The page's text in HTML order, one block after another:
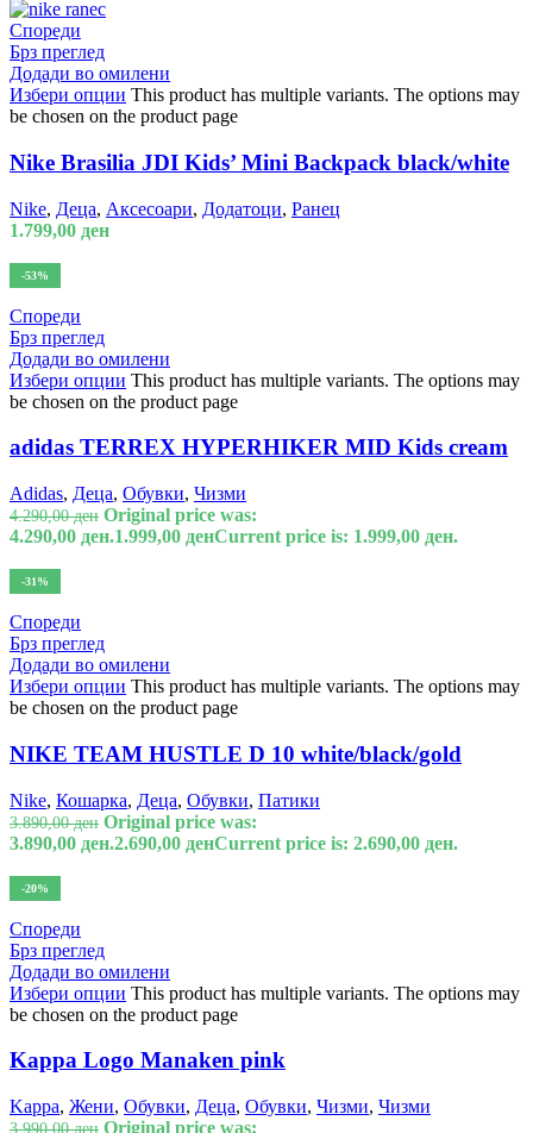
Спореди
Брз преглед
Додади во омилени
Избери опции This product has multiple variants. The options may
be chosen on the product page
Nike Brasilia JDI Kids’ Mini Backpack black/white
Nike, Деца, Аксесоари, Додатоци, Ранец
1.799,00 ден
-53%
Спореди
Брз преглед
Додади во омилени
Избери опции This product has multiple variants. The options may
be chosen on the product page
adidas TERREX HYPERHIKER MID Kids cream
Adidas, Деца, Обувки, Чизми
4.290,00ден Original price was:
4.290,00 ден.1.999,00 денCurrent price is: 1.999,00 ден.
-31%
Спореди
Брз преглед
Додади во омилени
Избери опции This product has multiple variants. The options may
be chosen on the product page
NIKE TEAM HUSTLE D 10 white/black/gold
Nike, Кошарка, Деца, Обувки, Патики
3.890,00ден Original price was:
3.890,00 ден.2.690,00 денCurrent price is: 2.690,00 ден.
-20%
Спореди
Брз преглед
Додади во омилени
Избери опции This product has multiple variants. The options may
be chosen on the product page
Kappa Logo Manaken pink
Kappa, Жени, Обувки, Деца, Обувки, Чизми, Чизми
3.990,00ден Original price was: